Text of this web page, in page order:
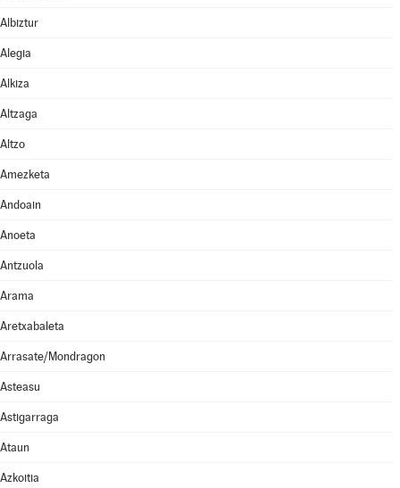
Albiztur
Alegia
Alkiza
Altzaga
Altzo
Amezketa
Andoain
Anoeta
Antzuola
Arama
Aretxabaleta
Arrasate/Mondragon
Asteasu
Astigarraga
Ataun
Azkoitia